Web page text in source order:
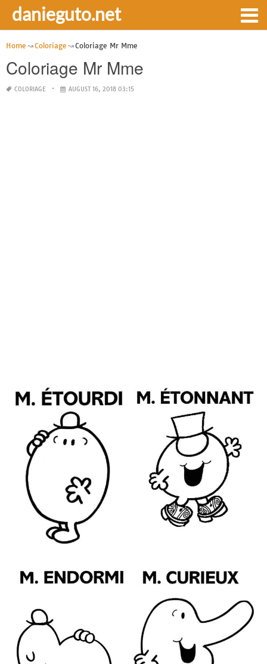
danieguto.net
Home Coloriage Coloriage Mr Mme
Coloriage Mr Mme
COLORIAGE AUGUST 16, 2018 03:15